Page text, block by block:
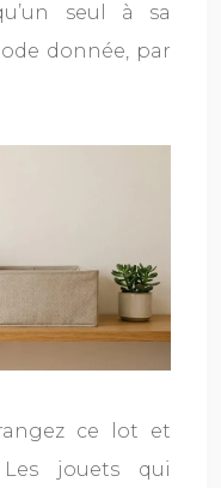
seul à sa
donnée, par
ce lot et
jouets qui